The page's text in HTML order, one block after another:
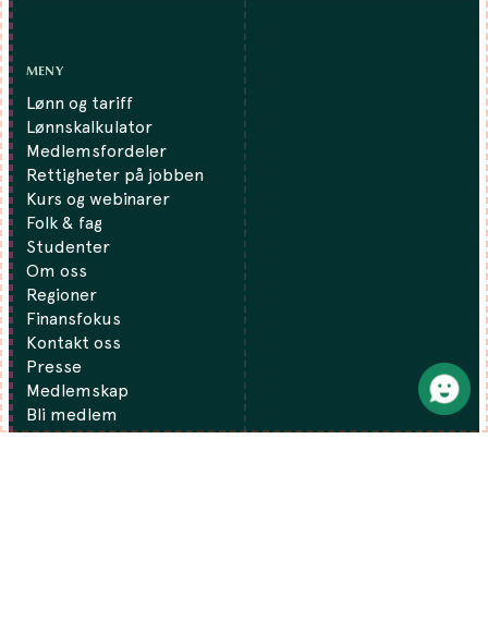
MENY
Lønn og tariff
Lønnskalkulator
Medlemsfordeler
Rettigheter på jobben
Kurs og webinarer
Folk & fag
Studenter
Om oss
Regioner
Finansfokus
Kontakt oss
Presse
Medlemskap
Bli medlem